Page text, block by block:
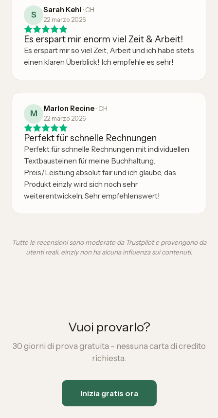
S
Sarah Kehl · CH
22 marzo 2026
Es erspart mir enorm viel Zeit & Arbeit!
Es erspart mir so viel Zeit, Arbeit und ich habe stets
einen klaren Überblick! Ich empfehle es sehr!
M
Marlon Recine · CH
22 marzo 2026
Perfekt für schnelle Rechnungen
Perfekt für schnelle Rechnungen mit individuellen
Textbausteinen für meine Buchhaltung.
Preis/Leistung absolut fair und ich glaube, das
Produkt einzly wird sich noch sehr
weiterentwickeln. Sehr empfehlenswert!
Tutte le recensioni sono moderate da Trustpilot e provengono da
utenti reali. einzly non ha alcuna influenza sui contenuti.
Vuoi provarlo?
30 giorni di prova gratuita – nessuna carta di credito
richiesta.
Inizia gratis ora